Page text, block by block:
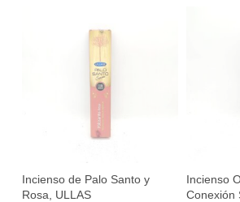
Incienso de Palo Santo y
Rosa, ULLAS
Incienso
Conexión